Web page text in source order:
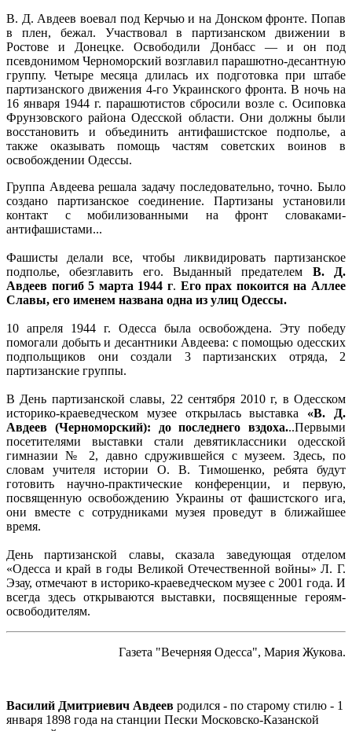
В. Д. Авдеев воевал под Керчью и на Донском фронте. Попав
в плен, бежал. Участвовал в партизанском движении в
Ростове и Донецке. Освободили Донбасс — и он под
псевдонимом Черноморский возглавил парашютно-десантную
группу. Четыре месяца длилась их подготовка при штабе
партизанского движения 4-го Украинского фронта. В ночь на
16 января 1944 г. парашютистов сбросили возле с. Осиповка
Фрунзовского района Одесской области. Они должны были
восстановить и объединить антифашистское подполье, а
также оказывать помощь частям советских воинов в
освобождении Одессы.
Группа Авдеева решала задачу последовательно, точно. Было
создано партизанское соединение. Партизаны установили
контакт с мобилизованными на фронт словаками-
антифашистами...
Фашисты делали все, чтобы ликвидировать партизанское
подполье, обезглавить его. Выданный предателем В. Д.
Авдеев погиб 5 марта 1944 г. Его прах покоится на Аллее
Славы, его именем названа одна из улиц Одессы.
10 апреля 1944 г. Одесса была освобождена. Эту победу
помогали добыть и десантники Авдеева: с помощью одесских
подпольщиков они создали 3 партизанских отряда, 2
партизанские группы.
В День партизанской славы, 22 сентября 2010 г, в Одесском
историко-краеведческом музее открылась выставка «В. Д.
Авдеев (Черноморский): до последнего вздоха...Первыми
посетителями выставки стали девятиклассники одесской
гимназии № 2, давно сдружившейся с музеем. Здесь, по
словам учителя истории О. В. Тимошенко, ребята будут
готовить научно-практические конференции, и первую,
посвященную освобождению Украины от фашистского ига,
они вместе с сотрудниками музея проведут в ближайшее
время.
День партизанской славы, сказала заведующая отделом
«Одесса и край в годы Великой Отечественной войны» Л. Г.
Эзау, отмечают в историко-краеведческом музее с 2001 года. И
всегда здесь открываются выставки, посвященные героям-
освободителям.
Газета "Вечерняя Одесса", Мария Жукова.
Василий Дмитриевич Авдеев родился - по старому стилю - 1
января 1898 года на станции Пески Московско-Казанской